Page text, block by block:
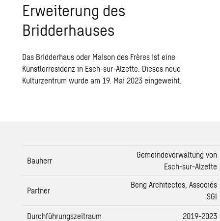
Erweiterung des
Bridderhauses
Das Bridderhaus oder Maison des Frères ist eine
Künstlerresidenz in Esch-sur-Alzette. Dieses neue
Kulturzentrum wurde am 19. Mai 2023 eingeweiht.
Bauherr
Gemeindeverwaltung von
Esch-sur-Alzette
Partner
Beng Architectes, Associés
SGI
Durchführungszeitraum 2019-2023